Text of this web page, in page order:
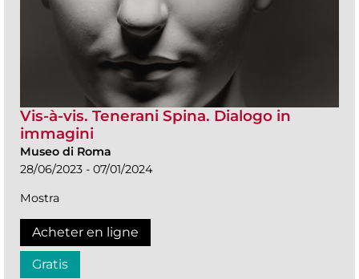
Vis-à-vis. Tenerani Spina. Dialogo in
immagini
Museo di Roma
28/06/2023 - 07/01/2024
Mostra
Acheter en ligne
Gratis